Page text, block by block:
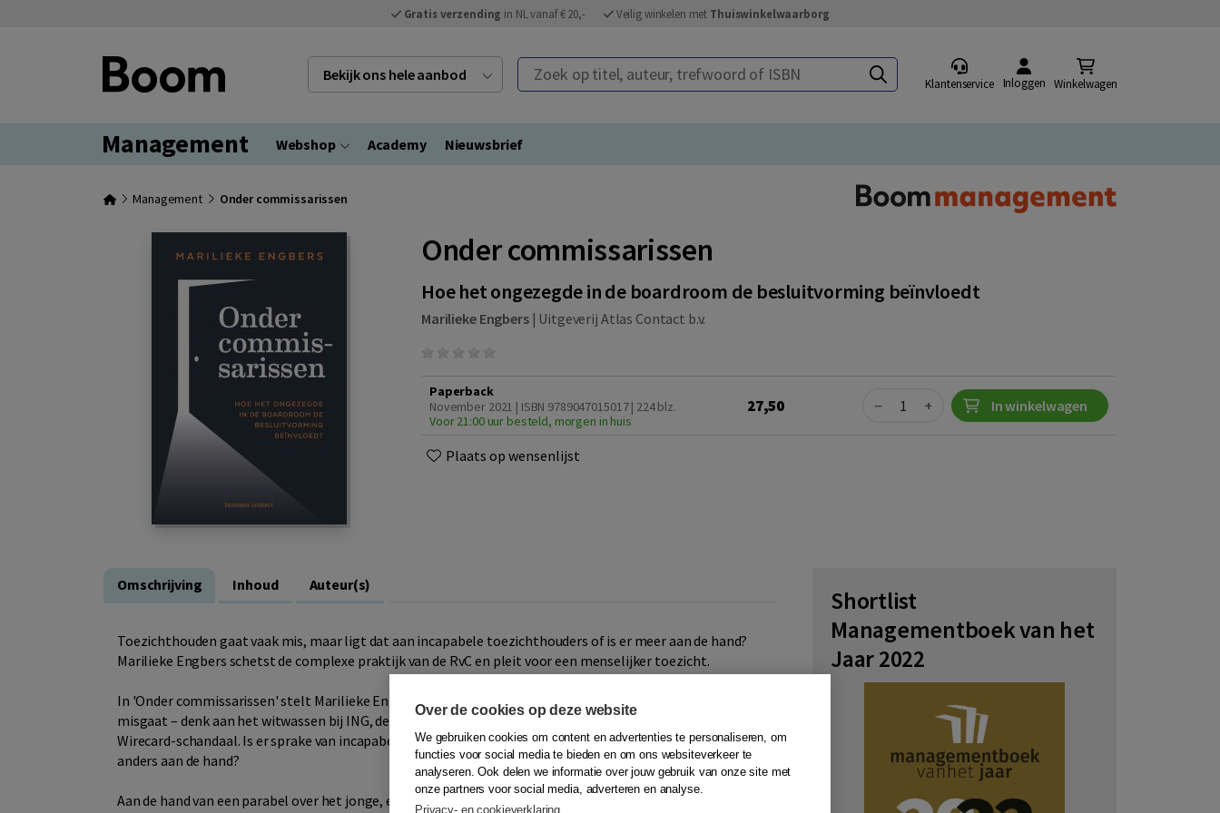
Gratis verzending in NL vanaf € 20,- Veilig winkelen met Thuiswinkelwaarborg
Bekijk ons hele aanbod Zoek op titel, auteur, trefwoord of ISBN
Klantenservice Inloggen Winkelwagen
Management Webshop Academy Nieuwsbrief
Management Onder commissarissen
Onder commissarissen
Hoe het ongezegde in de boardroom de besluitvorming beïnvloedt
Marilieke Engbers| Uitgeverij Atlas Contact b.v.
Paperback
November 2021 | ISBN 9789047015017| 224 blz.
Voor 21:00 uur besteld, morgen in huis
27,50 Quantity
− + In winkelwagen
Plaats op wensenlijst
Omschrijving Inhoud Auteur(s)
Toezichthouden gaat vaak mis, maar ligt dat aan incapabele toezichthouders of is er meer aan de hand?
Marilieke Engbers schetst de complexe praktijk van de RvC en pleit voor een menselijker toezicht.
In 'Onder commissarissen' stelt Marilieke Engbers de vraag waarom toezichthouden zo opvallend vaak
misgaat – denk aan het witwassen bij ING, de debacles bij Vestia en DSB, de teloorgang van Enron en het
Wirecard-schandaal. Is er sprake van incapabele of zelfs onbetrouwbare commissarissen, of is er iets
anders aan de hand?
Aan de hand van een parabel over het jonge, enthousiaste RvC-lid Thomas laat Engbers zien waar het
Shortlist
Managementboek van het
Jaar 2022
Over de cookies op deze website
We gebruiken cookies om content en advertenties te personaliseren, om
functies voor social media te bieden en om ons websiteverkeer te
analyseren. Ook delen we informatie over jouw gebruik van onze site met
onze partners voor social media, adverteren en analyse.
Privacy- en cookieverklaring